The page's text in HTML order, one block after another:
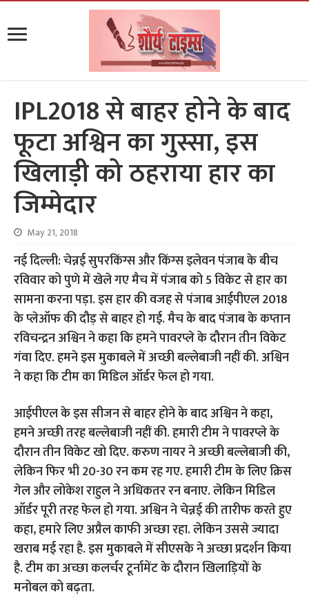
IPL2018 से बाहर होने के बाद
फूटा अश्विन का गुस्सा, इस
खिलाड़ी को ठहराया हार का
जिम्मेदार
May 21, 2018
नई दिल्ली: चेन्नई सुपरकिंग्स और किंग्स इलेवन पंजाब के बीच
रविवार को पुणे में खेले गए मैच में पंजाब को 5 विकेट से हार का
सामना करना पड़ा. इस हार की वजह से पंजाब आईपीएल 2018
के प्लेऑफ की दौड़ से बाहर हो गई. मैच के बाद पंजाब के कप्तान
रविचन्द्रन अश्विन ने कहा कि हमने पावरप्ले के दौरान तीन विकेट
गंवा दिए. हमने इस मुकाबले में अच्छी बल्लेबाजी नहीं की. अश्विन
ने कहा कि टीम का मिडिल ऑर्डर फेल हो गया.
आईपीएल के इस सीजन से बाहर होने के बाद अश्विन ने कहा,
हमने अच्छी तरह बल्लेबाजी नहीं की. हमारी टीम ने पावरप्ले के
दौरान तीन विकेट खो दिए. करुण नायर ने अच्छी बल्लेबाजी की,
लेकिन फिर भी 20-30 रन कम रह गए. हमारी टीम के लिए क्रिस
गेल और लोकेश राहुल ने अधिकतर रन बनाए. लेकिन मिडिल
ऑर्डर पूरी तरह फेल हो गया. अश्विन ने चेन्नई की तारीफ करते हुए
कहा, हमारे लिए अप्रैल काफी अच्छा रहा. लेकिन उससे ज्यादा
खराब मई रहा है. इस मुकाबले में सीएसके ने अच्छा प्रदर्शन किया
है. टीम का अच्छा कलर्चर टूर्नामेंट के दौरान खिलाड़ियों के
मनोबल को बढ़ता.